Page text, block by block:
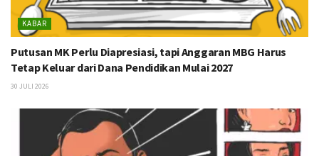
KABAR
Putusan MK Perlu Diapresiasi, tapi Anggaran MBG Harus
Tetap Keluar dari Dana Pendidikan Mulai 2027
30 JULI 2026